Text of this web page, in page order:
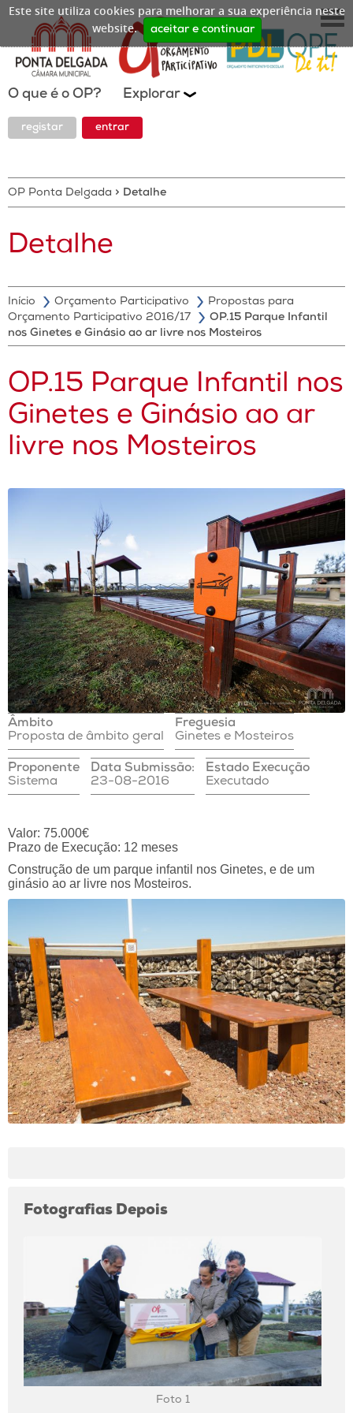
Este site utiliza cookies para melhorar a sua experiência neste
website.
aceitar e continuar
O que é o OP? Explorar
registar entrar
OP Ponta Delgada > Detalhe
Detalhe
Início Orçamento Participativo
Propostas para
Orçamento Participativo 2016/17
OP.15 Parque Infantil
nos Ginetes e Ginásio ao ar livre nos Mosteiros
OP.15 Parque Infantil nos
Ginetes e Ginásio ao ar
livre nos Mosteiros
Âmbito
Proposta de âmbito geral
Freguesia
Ginetes e Mosteiros
Proponente
Sistema
Data Submissão:
23-08-2016
Estado Execução
Executado
Valor: 75.000€
Prazo de Execução: 12 meses
Construção de um parque infantil nos Ginetes, e de um
ginásio ao ar livre nos Mosteiros.
Fotografias Depois
Foto 1